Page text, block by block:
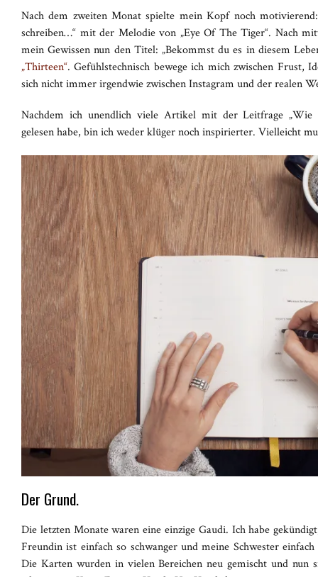
Nach dem zweiten Monat spielte mein Kopf noch
schreiben…“ mit der Melodie von „Eye Of The Tiger“. Nach
mein Gewissen nun den Titel: „Bekommst du es in diesem
„Thirteen“. Gefühlstechnisch bewege ich mich zwischen Frust,
sich nicht immer irgendwie zwischen Instagram und der realen
Nachdem ich unendlich viele Artikel mit der Leitfrage „Wie
gelesen habe, bin ich weder klüger noch inspirierter. Vielleicht
Der Grund.
Die letzten Monate waren eine einzige Gaudi. Ich habe
Freundin ist einfach so schwanger und meine Schwester
Die Karten wurden in vielen Bereichen neu gemischt und nun